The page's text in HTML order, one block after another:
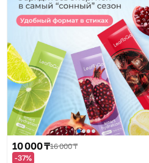
10 000 ₸16 000 ₸
-37%